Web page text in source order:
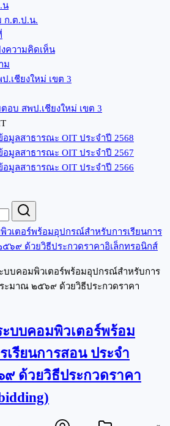
น
ก.ต.ป.น.
ความคิดเห็น
ม
.เชียงใหม่ เขต 3
อบ สพป.เชียงใหม่ เขต 3
อมูลสาธารณะ OIT ประจำปี 2568
อมูลสาธารณะ OIT ประจำปี 2567
อมูลสาธารณะ OIT ประจำปี 2566
วเตอร์พร้อมอุปกรณ์สำหรับการเรียนการ
๖๙ ด้วยวิธีประกวดราคาอิเล็กทรอนิกส์
บบคอมพิวเตอร์พร้อมอุปกรณ์สำหรับการ
ะมาณ ๒๕๖๙ ด้วยวิธีประกวดราคา
บบคอมพิวเตอร์พร้อม
รียนการสอน ประจำ
ด้วยวิธีประกวดราคา